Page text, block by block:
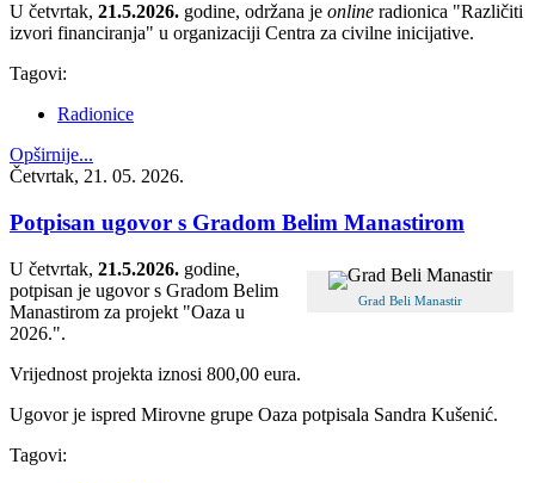
U četvrtak, 21.5.2026. godine, održana je online radionica "Različiti
izvori financiranja" u organizaciji Centra za civilne inicijative.
Tagovi:
Radionice
Opširnije...
Četvrtak, 21. 05. 2026.
Potpisan ugovor s Gradom Belim Manastirom
Grad Beli Manastir
U četvrtak, 21.5.2026. godine,
potpisan je ugovor s Gradom Belim
Manastirom za projekt "Oaza u
2026.".
Vrijednost projekta iznosi 800,00 eura.
Ugovor je ispred Mirovne grupe Oaza potpisala Sandra Kušenić.
Tagovi: